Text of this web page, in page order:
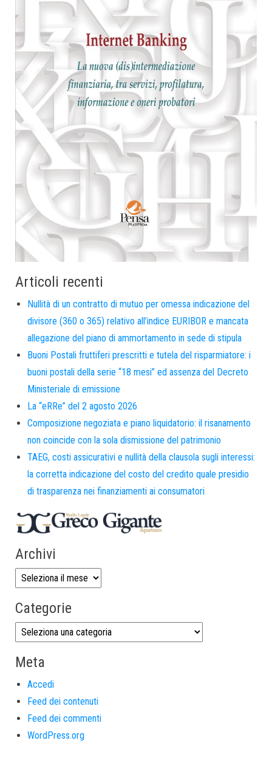
Articoli recenti
Nullità di un contratto di mutuo per omessa indicazione del
divisore (360 o 365) relativo all’indice EURIBOR e mancata
allegazione del piano di ammortamento in sede di stipula
Buoni Postali fruttiferi prescritti e tutela del risparmiatore: i
buoni postali della serie “18 mesi” ed assenza del Decreto
Ministeriale di emissione
La “eRRe” del 2 agosto 2026
Composizione negoziata e piano liquidatorio: il risanamento
non coincide con la sola dismissione del patrimonio
TAEG, costi assicurativi e nullità della clausola sugli interessi:
la corretta indicazione del costo del credito quale presidio
di trasparenza nei finanziamenti ai consumatori
Archivi
Categorie
Meta
Accedi
Feed dei contenuti
Feed dei commenti
WordPress.org